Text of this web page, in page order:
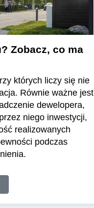
Zobacz, co ma
których liczy się nie
Równie ważne jest
dewelopera,
niego inwestycji,
realizowanych
podczas